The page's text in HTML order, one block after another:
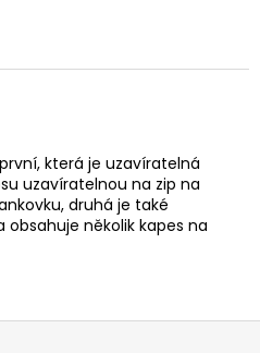
která je uzavíratelná
uzavíratelnou na zip na
druhá je také
několik kapes na